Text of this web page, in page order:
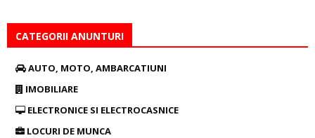
CATEGORII ANUNTURI
AUTO, MOTO, AMBARCATIUNI
IMOBILIARE
ELECTRONICE SI ELECTROCASNICE
LOCURI DE MUNCA